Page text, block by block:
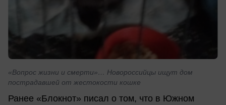
«Вопрос жизни и смерти»… Новороссийцы ищут дом
пострадавшей от жестокости кошке
Ранее «Блокнот» писал о том, что в Южном